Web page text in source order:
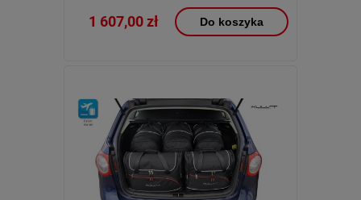
1 607,00 zł Do koszyka